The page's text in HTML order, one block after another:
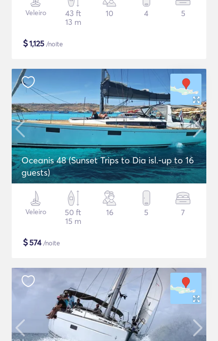
Veleiro
43 ft
13 m
10 4 5
$1,125 /noite
Oceanis 48 (Sunset Trips to Dia isl.-up to 16
guests)
Veleiro
50 ft
15 m
16 5 7
$574/noite